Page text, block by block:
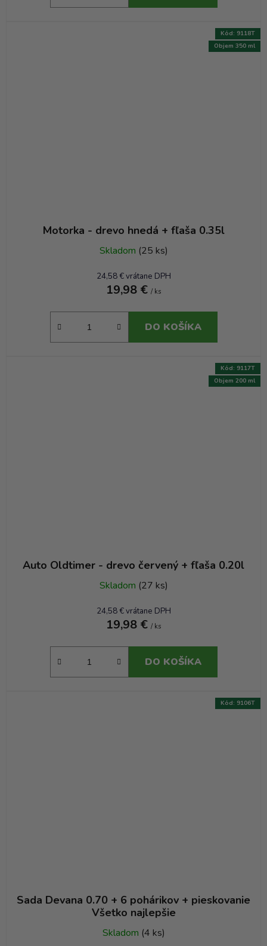
Motorka - drevo hnedá + fľaša 0.35l
Skladom (25 ks)
24,58 € vrátane DPH
19,98 € / ks
DO KOŠÍKA
Objem 350 ml
Kód: 9118T
Auto Oldtimer - drevo červený + fľaša 0.20l
Skladom (27 ks)
24,58 € vrátane DPH
19,98 € / ks
DO KOŠÍKA
Objem 200 ml
Kód: 9117T
Sada Devana 0.70 + 6 pohárikov + pieskovanie
Všetko najlepšie
Skladom (4 ks)
Kód: 9106T